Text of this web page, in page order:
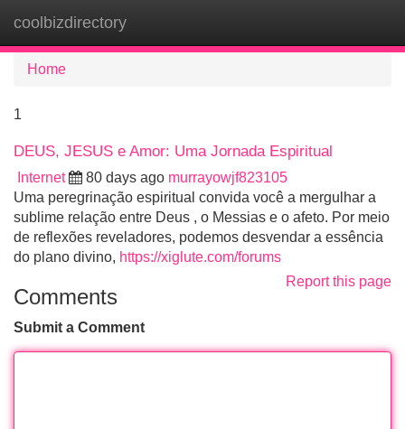
coolbizdirectory
Home
1
DEUS, JESUS e Amor: Uma Jornada Espiritual
Internet 80 days ago murrayowjf823105
Uma peregrinação espiritual convida você a mergulhar a
sublime relação entre Deus , o Messias e o afeto. Por meio
de reflexões reveladores, podemos desvendar a essência
do plano divino, https://xiglute.com/forums
Report this page
Comments
Submit a Comment